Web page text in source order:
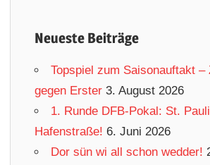
Neueste Beiträge
Topspiel zum Saisonauftakt –
gegen Erster 3. August 2026
1. Runde DFB-Pokal: St.
Hafenstraße! 6. Juni 2026
Dor sün wi all schon wedder!